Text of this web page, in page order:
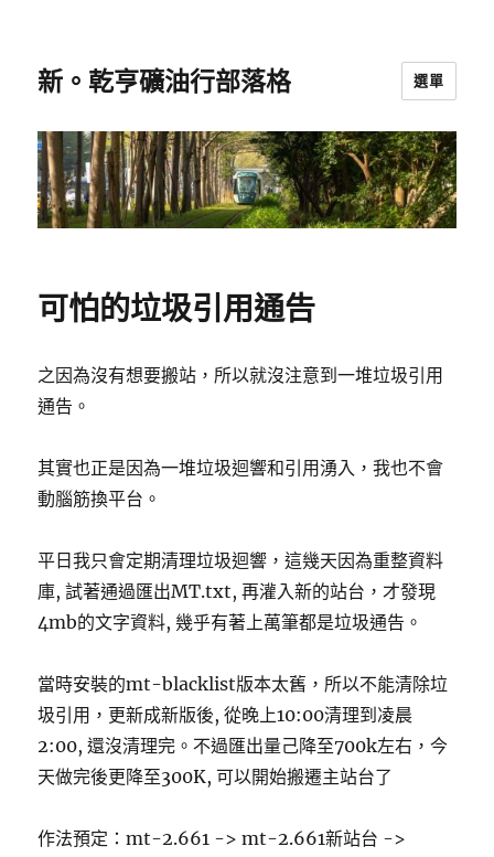
新。乾亨礦油行部落格 選單
可怕的垃圾引用通告
之因為沒有想要搬站，所以就沒注意到一堆垃圾引用
通告。
其實也正是因為一堆垃圾迴響和引用湧入，我也不會
動腦筋換平台。
平日我只會定期清理垃圾迴響，這幾天因為重整資料
庫, 試著通過匯出MT.txt, 再灌入新的站台，才發現
4mb的文字資料, 幾乎有著上萬筆都是垃圾通告。
當時安裝的mt-blacklist版本太舊，所以不能清除垃
圾引用，更新成新版後, 從晚上10:00清理到凌晨
2:00, 還沒清理完。不過匯出量己降至700k左右，今
天做完後更降至300K, 可以開始搬遷主站台了
作法預定：mt-2.661 -> mt-2.661新站台 ->